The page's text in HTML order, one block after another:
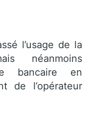
l’usage de la
néanmoins
bancaire en
de l’opérateur